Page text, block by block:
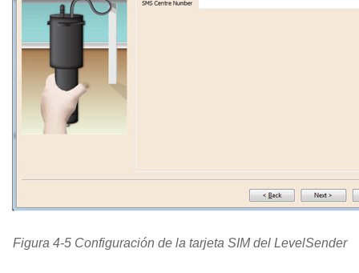
Figura 4-5 Configuración de la tarjeta SIM del LevelSender